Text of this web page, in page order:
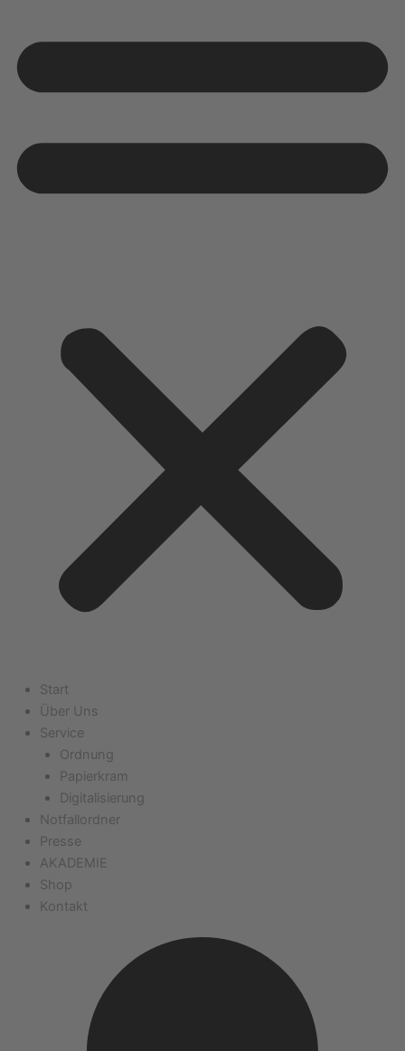
Start
Über Uns
Service
Ordnung
Papierkram
Digitalisierung
Notfallordner
Presse
AKADEMIE
Shop
Kontakt